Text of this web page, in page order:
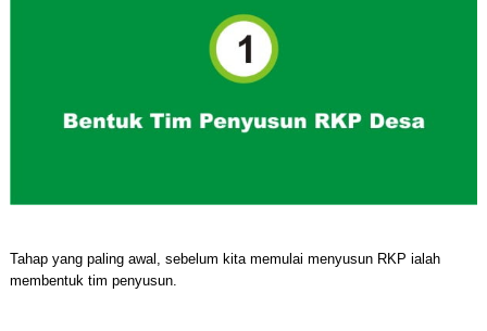
Tahap yang paling awal, sebelum kita memulai menyusun RKP ialah
membentuk tim penyusun.